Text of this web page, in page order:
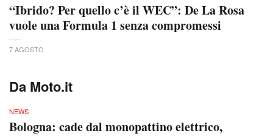
“Ibrido? Per quello c’è il WEC”: De La Rosa
vuole una Formula 1 senza compromessi
7 AGOSTO
Da Moto.it
NEWS
Bologna: cade dal monopattino elettrico,